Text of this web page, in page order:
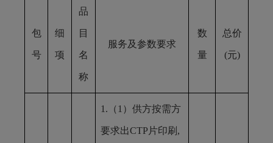
包
号
细
项
品
目
名
称
服务及参数要求
数
量
总价
(元)
1.（1）供方按需方
要求出CTP片印刷,